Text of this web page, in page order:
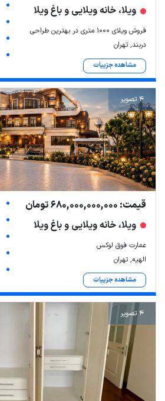
ویلا، خانه ویلایی و باغ ویلا
فروش ویلای 1000 متری در بهترین طراحی
دربند, تهران
مشاهده جزییات
4 تصویر
قیمت: 680,000,000,000 تومان
ویلا، خانه ویلایی و باغ ویلا
عمارت فوق لوکس
الهیه, تهران
مشاهده جزییات
4 تصویر